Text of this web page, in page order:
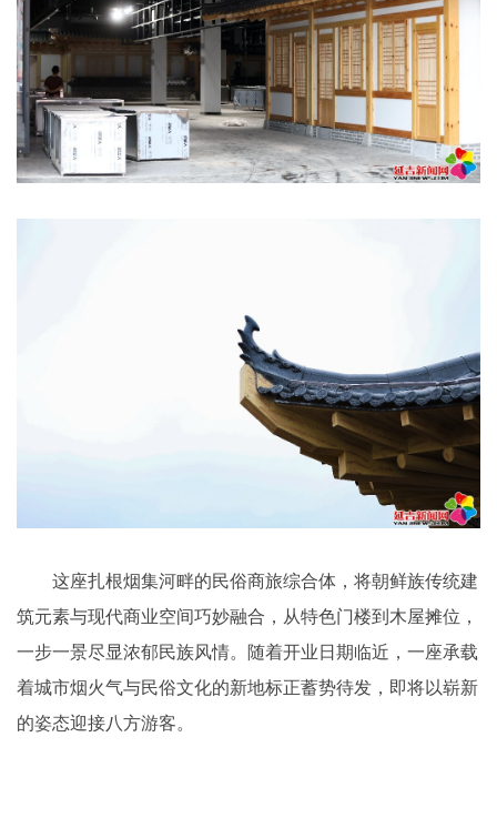
这座扎根烟集河畔的民俗商旅综合体，将朝鲜族传统建
筑元素与现代商业空间巧妙融合，从特色门楼到木屋摊位，
一步一景尽显浓郁民族风情。随着开业日期临近，一座承载
着城市烟火气与民俗文化的新地标正蓄势待发，即将以崭新
的姿态迎接八方游客。